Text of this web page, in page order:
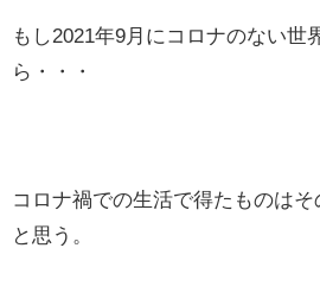
もし2021年9月にコロナのない世
ら・・・
コロナ禍での生活で得たものは
と思う。